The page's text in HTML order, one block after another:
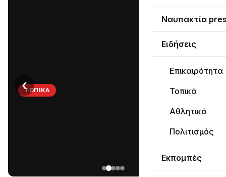
Ναυπακτία
Ειδήσεις
Επικαιρότητα
Τοπικά
Αθλητικά
Πολιτισμός
Εκπομπές
ΤΟΠΙΚΆ
‹